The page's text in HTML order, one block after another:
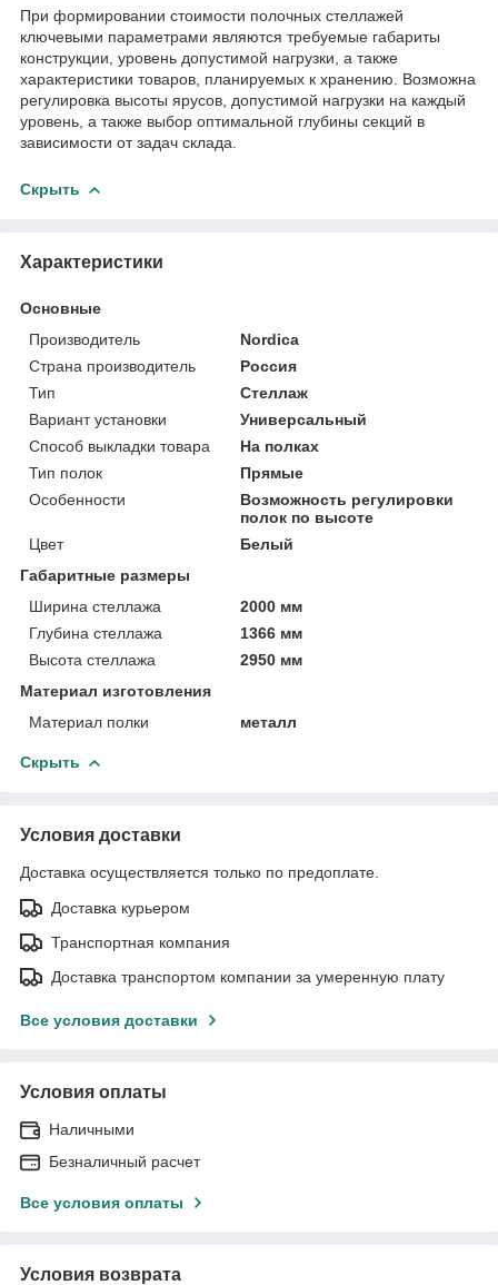
При формировании стоимости полочных стеллажей
ключевыми параметрами являются требуемые габариты
конструкции, уровень допустимой нагрузки, а также
характеристики товаров, планируемых к хранению. Возможна
регулировка высоты ярусов, допустимой нагрузки на каждый
уровень, а также выбор оптимальной глубины секций в
зависимости от задач склада.
Скрыть
Характеристики
Основные
Производитель
Nordica
Страна производитель
Россия
Тип
Стеллаж
Вариант установки
Универсальный
Способ выкладки товара
На полках
Тип полок
Прямые
Особенности
Возможность регулировки
полок по высоте
Цвет
Белый
Габаритные размеры
Ширина стеллажа
2000 мм
Глубина стеллажа
1366 мм
Высота стеллажа
2950 мм
Материал изготовления
Материал полки
металл
Скрыть
Условия доставки
Доставка осуществляется только по предоплате.
Доставка курьером
Транспортная компания
Доставка транспортом компании за умеренную плату
Все условия доставки
Условия оплаты
Наличными
Безналичный расчет
Все условия оплаты
Условия возврата